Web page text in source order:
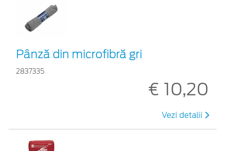
Pânză din microfibră gri
2837335
€ 10,20
Vezi detalii